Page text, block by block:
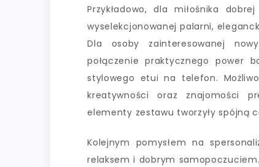
Przykładowo, dla miłośnika
wyselekcjonowanej palarni,
Dla osoby zainteresowanej
połączenie praktycznego power
stylowego etui na telefon.
kreatywności oraz znajomości
elementy zestawu tworzyły spójną
Kolejnym pomysłem na
relaksem i dobrym